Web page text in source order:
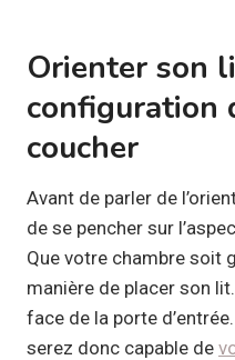
Orienter son
configuration
coucher
Avant de parler de
de se pencher sur
Que votre chambre soit
manière de placer son
face de la porte
serez donc capable de